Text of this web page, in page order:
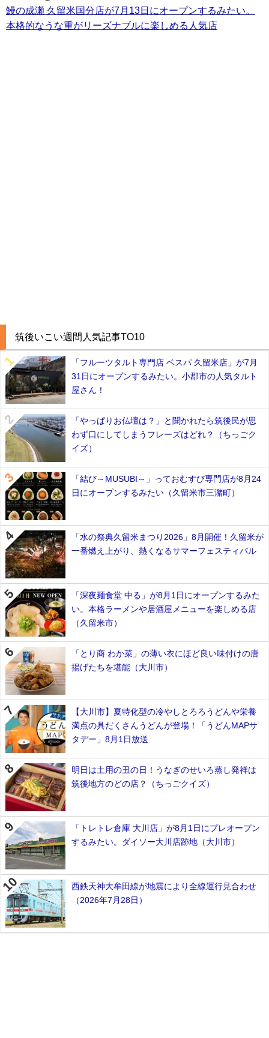
鰻の成瀬 久留米国分店が7月13日にオープンするみたい。
本格的なうな重がリーズナブルに楽しめる人気店
筑後いこい週間人気記事TO10
「フルーツタルト専門店 ベスパ 久留米店」が7月
31日にオープンするみたい。小郡市の人気タルト
屋さん！
「やっぱりお仏壇は？」と聞かれたら筑後民が思
わず口にしてしまうフレーズはどれ？（ちっごク
イズ）
「結び～MUSUBI～」っておむすび専門店が8月24
日にオープンするみたい（久留米市三潴町）
「水の祭典久留米まつり2026」8月開催！久留米が
一番燃え上がり、熱くなるサマーフェスティバル
「深夜麺食堂 中る」が8月1日にオープンするみた
い。本格ラーメンや居酒屋メニューを楽しめる店
（久留米市）
「とり商 わか菜」の薄い衣にほど良い味付けの唐
揚げたちを堪能（大川市）
【大川市】夏特化型の冷やしとろろうどんや栄養
満点の具だくさんうどんが登場！「うどんMAPサ
タデー」8月1日放送
明日は土用の丑の日！うなぎのせいろ蒸し発祥は
筑後地方のどの店？（ちっごクイズ）
「トレトレ倉庫 大川店」が8月1日にプレオープン
するみたい。ダイソー大川店跡地（大川市）
西鉄天神大牟田線が地震により全線運行見合わせ
（2026年7月28日）